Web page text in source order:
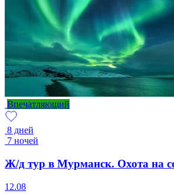
Впечатляющий
8 дней
7 ночей
Ж/д тур в Мурманск. Охота на
12.08